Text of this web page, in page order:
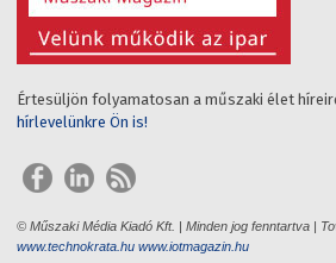
Értesüljön folyamatosan a műszaki élet
hírlevelünkre Ön is!
© Műszaki Média Kiadó Kft. | Minden jog fenntartva |
www.technokrata.hu www.iotmagazin.hu